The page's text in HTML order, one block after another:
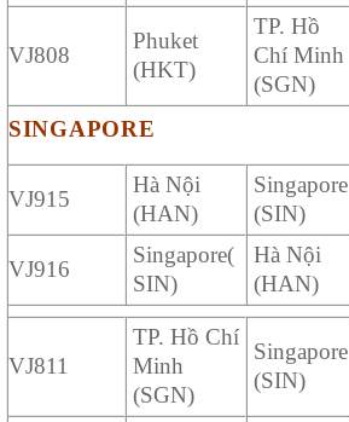
VJ808
Phuket
(HKT)
TP. Hồ
Chí Minh
(SGN)
SINGAPORE
VJ915
Hà Nội
(HAN)
Singapore
(SIN)
VJ916
Singapore(
SIN)
Hà Nội
(HAN)
VJ811
TP. Hồ Chí
Minh
(SGN)
Singapore
(SIN)